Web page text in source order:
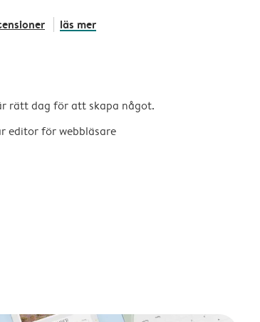
läs mer
rätt dag för att skapa något.
editor för webbläsare